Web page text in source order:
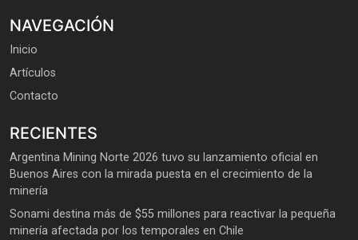
NAVEGACIÓN
Inicio
Artículos
Contacto
RECIENTES
Argentina Mining Norte 2026 tuvo su lanzamiento oficial en
Buenos Aires con la mirada puesta en el crecimiento de la
minería
Sonami destina más de $55 millones para reactivar la pequeña
minería afectada por los temporales en Chile